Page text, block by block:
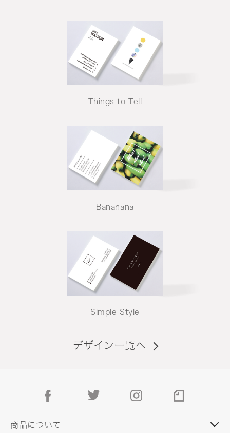
Things to Tell
Bananana
Simple Style
デザイン一覧へ
facebook instagram
商品について